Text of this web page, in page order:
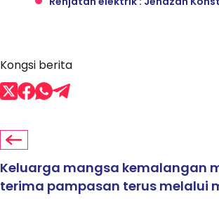
Kongsi berita
Keluarga mangsa kemalangan
terima pampasan terus melalui